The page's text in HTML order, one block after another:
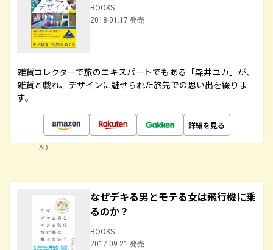
BOOKS
2018.01.17 発売
雑貨コレクターで旅のエキスパートでもある「森井ユカ」が、
雑貨と戯れ、デザインに魅せられた旅先での思い出を綴りま
す。
詳細を見る
AD
なぜデキる男とモテる女は飛行機に乗
るのか？
BOOKS
2017.09.21 発売